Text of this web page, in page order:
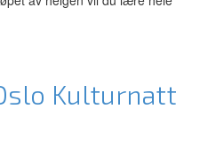
Kulturnatt